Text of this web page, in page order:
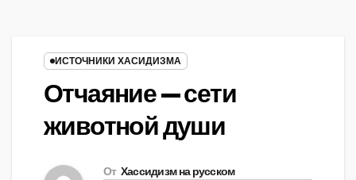
ИСТОЧНИКИ ХАСИДИЗМА
Отчаяние — сети
животной души
От Хассидизм на русском